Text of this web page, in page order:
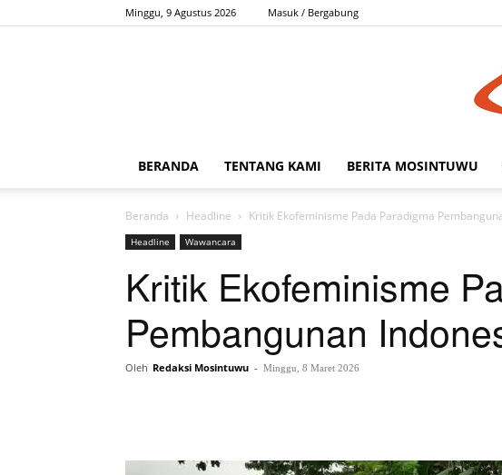
Minggu, 9 Agustus 2026 Masuk / Bergabung
BERANDA TENTANG KAMI BERITA MOSINTUWU
Beranda Headline Kritik Ekofeminisme Pada Paradigma
Headline Wawancara
Kritik Ekofeminisme
Pembangunan
Oleh Redaksi Mosintuwu - Minggu, 8 Maret 2026